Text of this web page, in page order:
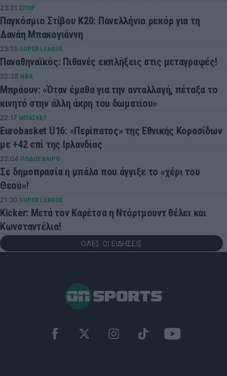
23:21 ΣΠΟΡ
Παγκόσμιο Στίβου Κ20: Πανελλήνιο ρεκόρ για τη
Δανάη Μπακογιάννη
23:13 SUPER LEAGUE
Παναθηναϊκός: Πιθανές εκπλήξεις στις μεταγραφές!
22:38 NBA
Μπράουν: «Όταν έμαθα για την ανταλλαγή, πέταξα το
κινητό στην άλλη άκρη του δωματίου»
22:17 ΜΠΑΣΚΕΤ
Eurobasket U16: «Περίπατος» της Εθνικής Κορασίδων
με +42 επί της Ιρλανδίας
22:04 ΠΟΔΟΣΦΑΙΡΟ
Σε δημοπρασία η μπάλα που άγγιξε το «χέρι του
Θεού»!
21:30 SUPER LEAGUE
Kicker: Μετά τον Καρέτσα η Ντόρτμουντ θέλει και
Κωνσταντέλια!
ΟΛΕΣ ΟΙ ΕΙΔΗΣΕΙΣ